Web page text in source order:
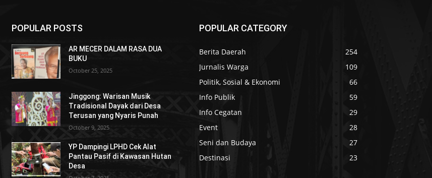
POPULAR POSTS
AR MECER DALAM RASA DUA
BUKU
October 25, 2025
Jinggong: Warisan Musik
Tradisional Dayak dari Desa
Terusan yang Nyaris Punah
October 9, 2025
YP Dampingi LPHD Cek Alat
Pantau Pasif di Kawasan Hutan
Desa
POPULAR CATEGORY
Berita Daerah
254
Jurnalis Warga
109
Politik, Sosial & Ekonomi
66
Info Publik
59
Info Cegatan
29
Event
28
Seni dan Budaya
27
Destinasi
23